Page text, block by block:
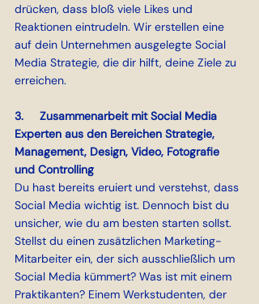
drücken, dass bloß viele Likes und
Reaktionen eintrudeln. Wir erstellen eine
auf dein Unternehmen ausgelegte Social
Media Strategie, die dir hilft, deine Ziele zu
erreichen.
3.     Zusammenarbeit mit Social Media
Experten aus den Bereichen Strategie,
Management, Design, Video, Fotografie
und Controlling
Du hast bereits eruiert und verstehst, dass
Social Media wichtig ist. Dennoch bist du
unsicher, wie du am besten starten sollst.
Stellst du einen zusätzlichen Marketing-
Mitarbeiter ein, der sich ausschließlich um
Social Media kümmert? Was ist mit einem
Praktikanten? Einem Werkstudenten, der